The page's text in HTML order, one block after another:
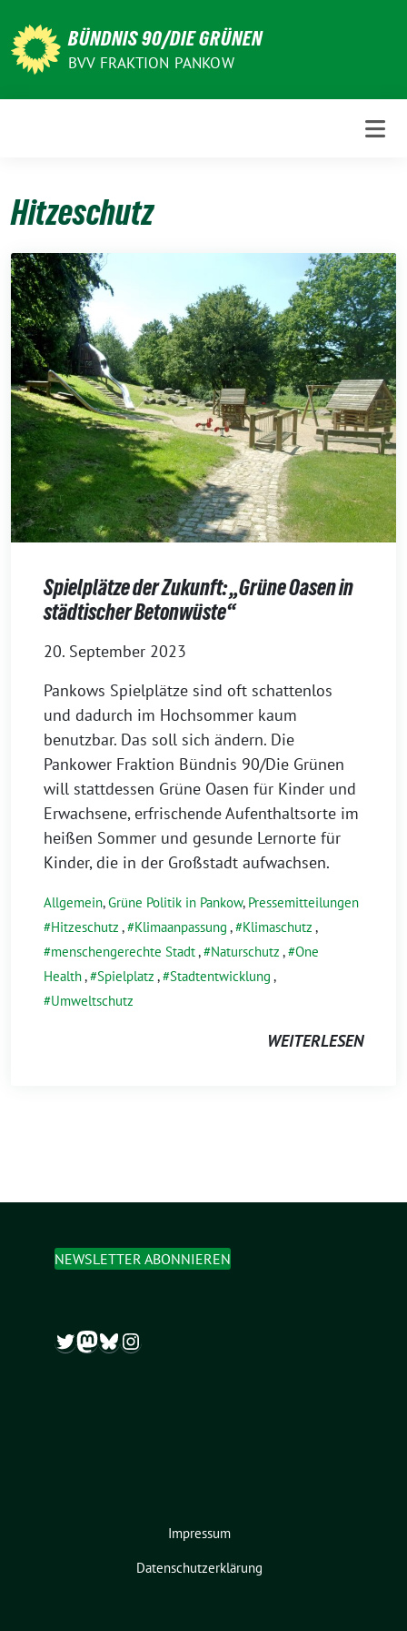
zum
Inhalt
BÜNDNIS 90/DIE GRÜNEN
BVV FRAKTION PANKOW
Hitzeschutz
Spielplätze der Zukunft: „Grüne Oasen in
städtischer Betonwüste“
20. September 2023
Pankows Spielplätze sind oft schattenlos
und dadurch im Hochsommer kaum
benutzbar. Das soll sich ändern. Die
Pankower Fraktion Bündnis 90/Die Grünen
will stattdessen Grüne Oasen für Kinder und
Erwachsene, erfrischende Aufenthaltsorte im
heißen Sommer und gesunde Lernorte für
Kinder, die in der Großstadt aufwachsen.
Allgemein,Grüne Politik in Pankow, Pressemitteilungen
Hitzeschutz , Klimaanpassung , Klimaschutz ,
menschengerechte Stadt, Naturschutz , One
Health, Spielplatz , Stadtentwicklung ,
Umweltschutz
WEITERLESEN
NEWSLETTER ABONNIEREN
Twitter
Mastodon
Bluesky
Instagram
Impressum
Datenschutzerklärung